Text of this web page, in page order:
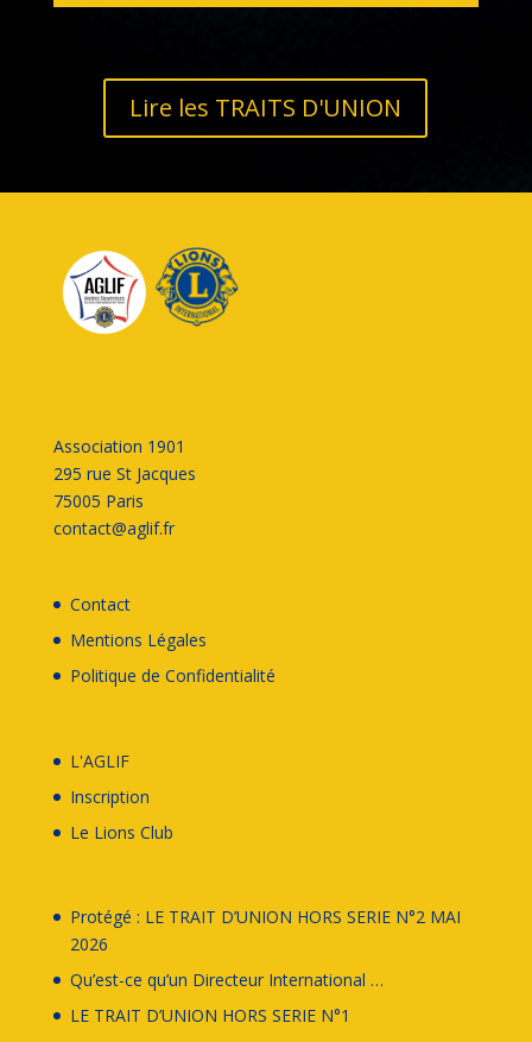
Lire les TRAITS D'UNION
Association 1901
295 rue St Jacques
75005 Paris
contact@aglif.fr
Contact
Mentions Légales
Politique de Confidentialité
L'AGLIF
Inscription
Le Lions Club
Protégé : LE TRAIT D’UNION HORS SERIE N°2 MAI
2026
Qu’est-ce qu’un Directeur International …
LE TRAIT D’UNION HORS SERIE N°1